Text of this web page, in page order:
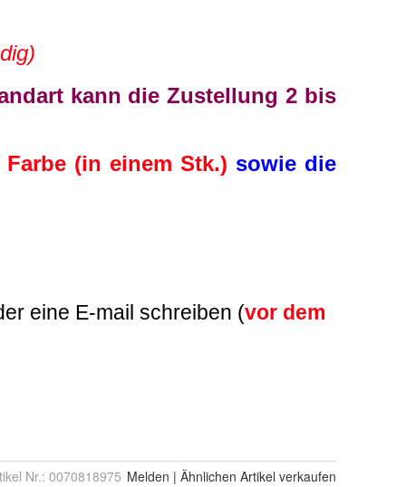
Nr.: 0070818975 Melden | Ähnlichen Artikel verkaufen